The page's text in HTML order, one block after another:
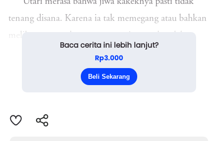
tenang disana. Karena ia tak memegang atau bahkan
menutup matanya untuk selama-lamanya. Utari
sengaja tidak memberitahu ibunya bahwa ia telah
menemukan wayang Resi Bisma itu. Seba...
Baca cerita ini lebih lanjut?
Rp3.000
Beli Sekarang